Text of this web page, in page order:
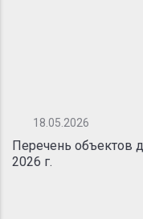
18.05.2026
Перечень объектов
2026 г.